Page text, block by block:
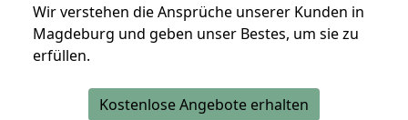
Wir verstehen die Ansprüche unserer Kunden in
Magdeburg und geben unser Bestes, um sie zu
erfüllen.
Kostenlose Angebote erhalten